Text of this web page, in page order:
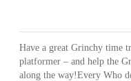
Have a great Grinchy time
platformer – and help the
along the way!Every Who